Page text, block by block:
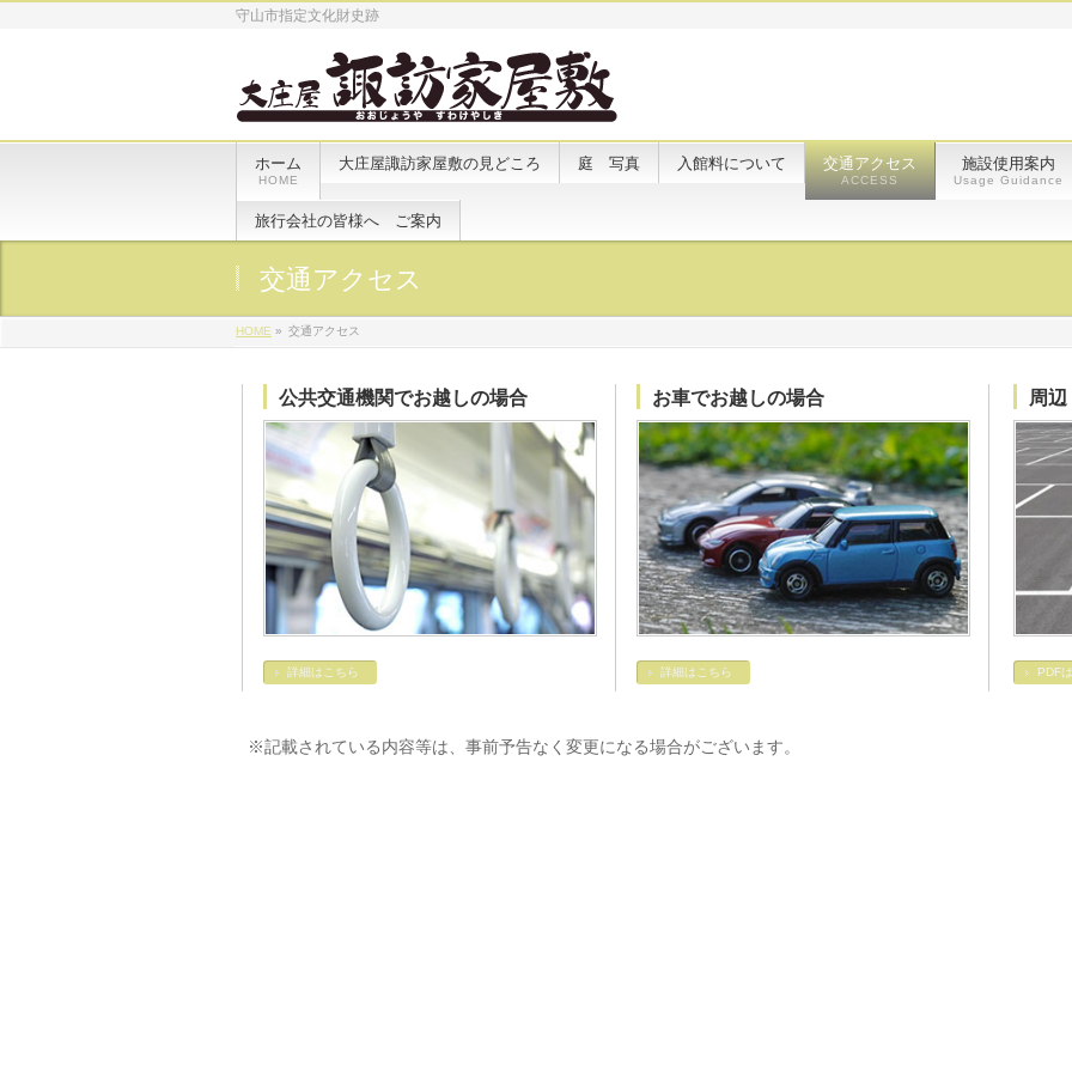
守山市指定文化財史跡
ホーム
HOME
大庄屋諏訪家屋敷の見どころ 庭 写真 入館料について 交通アクセス
ACCESS
施設使用案内
Usage Guidance
旅行会社の皆様へ ご案内
交通アクセス
HOME » 交通アクセス
公共交通機関でお越しの場合
詳細はこちら
お車でお越しの場合
詳細はこちら
周
PDF
※記載されている内容等は、事前予告なく変更になる場合がございます。